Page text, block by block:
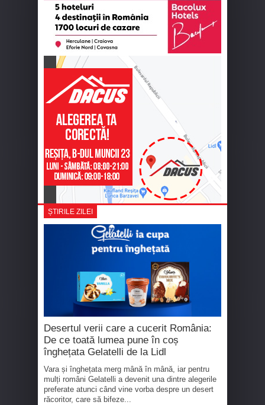
ȘTIRILE ZILEI
Desertul verii care a cucerit România:
De ce toată lumea pune în coș
înghețata Gelatelli de la Lidl
Vara și înghețata merg mână în mână, iar pentru
mulți români Gelatelli a devenit una dintre alegerile
preferate atunci când vine vorba despre un desert
răcoritor, care să bifeze...